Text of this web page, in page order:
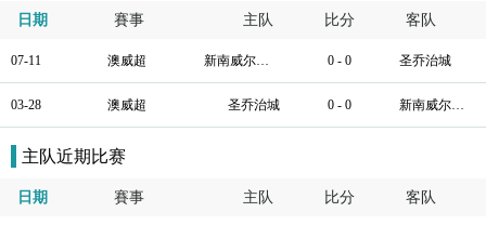
日期 賽事 主队 比分 客队
07-11 澳威超 新南威尔士大学 0 - 0 圣乔治城
03-28 澳威超 圣乔治城 0 - 0 新南威尔士大学
主队近期比赛
日期 賽事 主队 比分 客队